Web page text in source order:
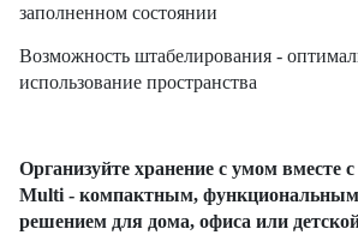
заполненном состоянии
Возможность штабелирования -
использование пространства
Организуйте хранение с умом вместе
Multi - компактным,
решением для дома, офиса или